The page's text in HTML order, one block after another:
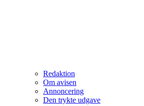
Redaktion
Om avisen
Annoncering
Den trykte udgave